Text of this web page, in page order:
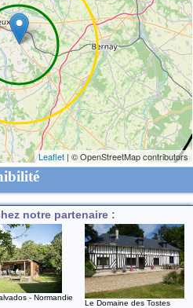
Leaflet | © OpenStreetMap contributors
notre partenaire :
- Normandie
Le Domaine des Tostes